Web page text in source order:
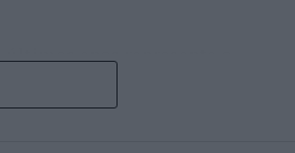
o objetivo consiste
e especialistas”,
anos representa o
percurso no setor imobiliário. O
da proximidade com a